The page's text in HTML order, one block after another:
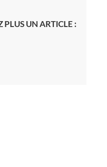
UN ARTICLE :